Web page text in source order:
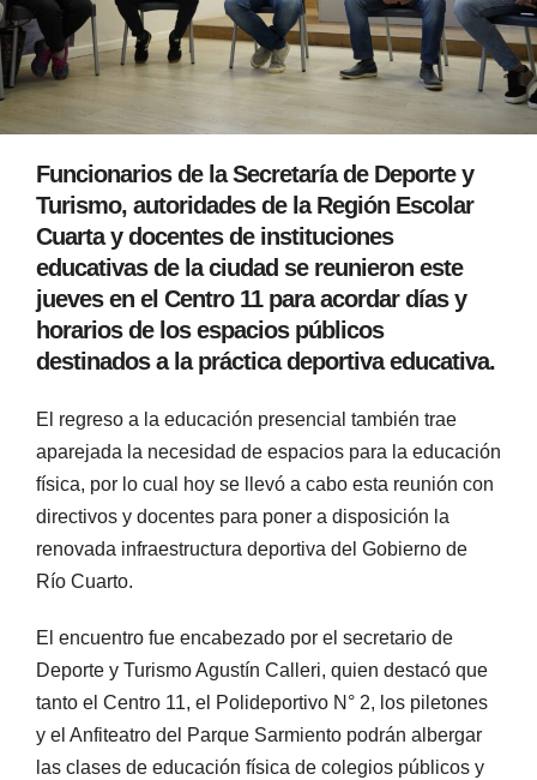
Funcionarios de la Secretaría de Deporte y
Turismo, autoridades de la Región Escolar
Cuarta y docentes de instituciones
educativas de la ciudad se reunieron este
jueves en el Centro 11 para acordar días y
horarios de los espacios públicos
destinados a la práctica deportiva educativa.
El regreso a la educación presencial también trae
aparejada la necesidad de espacios para la educación
física, por lo cual hoy se llevó a cabo esta reunión con
directivos y docentes para poner a disposición la
renovada infraestructura deportiva del Gobierno de
Río Cuarto.
El encuentro fue encabezado por el secretario de
Deporte y Turismo Agustín Calleri, quien destacó que
tanto el Centro 11, el Polideportivo N° 2, los piletones
y el Anfiteatro del Parque Sarmiento podrán albergar
las clases de educación física de colegios públicos y